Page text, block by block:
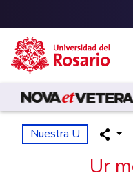
Pasar al contenido principal
Nuestra U
Ur